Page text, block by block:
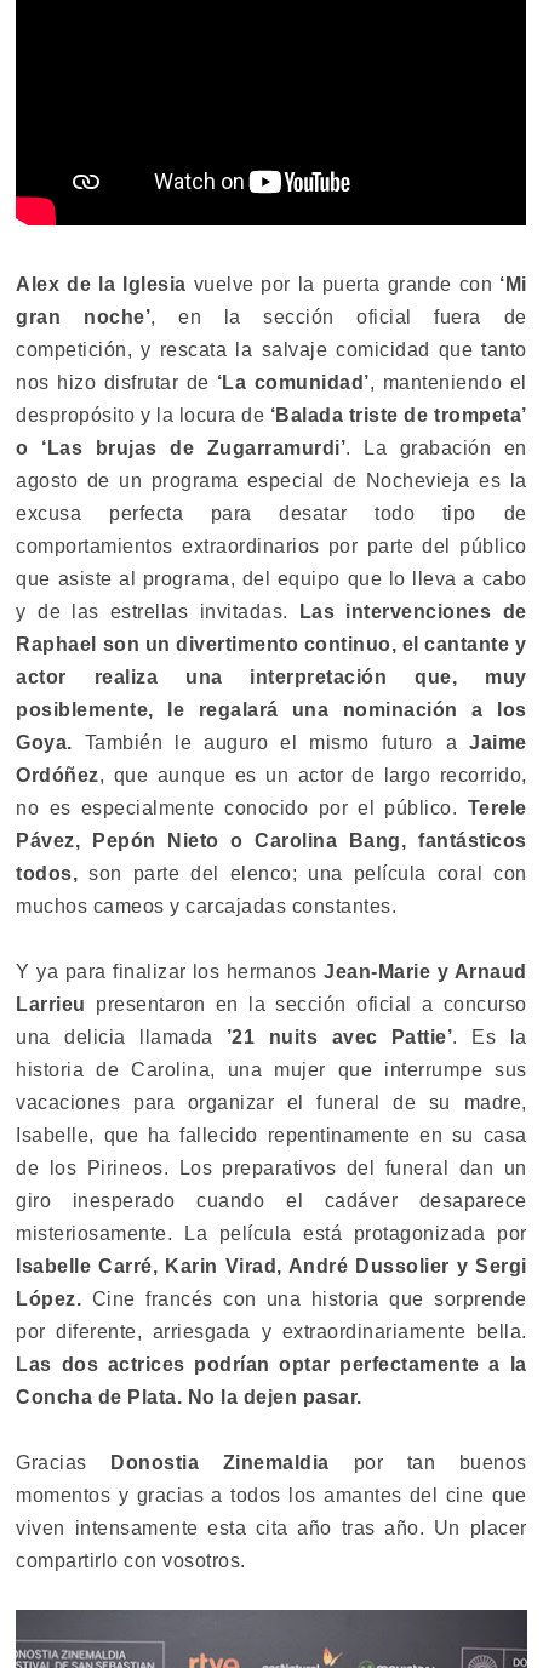
Alex de la Iglesia vuelve por la puerta grande con ‘Mi
gran noche’, en la sección oficial fuera de
competición, y rescata la salvaje comicidad que tanto
nos hizo disfrutar de ‘La comunidad’, manteniendo el
despropósito y la locura de ‘Balada triste de trompeta’
o ‘Las brujas de Zugarramurdi’. La grabación en
agosto de un programa especial de Nochevieja es la
excusa perfecta para desatar todo tipo de
comportamientos extraordinarios por parte del público
que asiste al programa, del equipo que lo lleva a cabo
y de las estrellas invitadas.
Las intervenciones de
Raphael son un divertimento continuo, el cantante y
actor realiza una interpretación que, muy
posiblemente, le regalará una nominación a los
Goya. También le auguro el mismo futuro aJaime
Ordóñez, que aunque es un actor de largo recorrido,
no es especialmente conocido por el público. Terele
Pávez, Pepón Nieto o Carolina Bang, fantásticos
todos, son parte del elenco; una película coral con
muchos cameos y carcajadas constantes.
Y ya para finalizar los hermanosJean-Marie y Arnaud
Larrieu
presentaron en la sección oficial a concurso
una delicia llamada ’21 nuits avec Pattie’. Es la
historia de Carolina, una mujer que interrumpe sus
vacaciones para organizar el funeral de su madre,
Isabelle, que ha fallecido repentinamente en su casa
de los Pirineos. Los preparativos del funeral dan un
giro inesperado cuando el cadáver desaparece
misteriosamente. La película está protagonizada por
Isabelle Carré, Karin Virad, André Dussolier y Sergi
López. Cine francés con una historia que sorprende
por diferente, arriesgada y extraordinariamente bella.
Las dos actrices podrían optar perfectamente a la
Concha de Plata. No la dejen pasar.
Gracias Donostia Zinemaldia por tan buenos
momentos y gracias a todos los amantes del cine que
viven intensamente esta cita año tras año. Un placer
compartirlo con vosotros.